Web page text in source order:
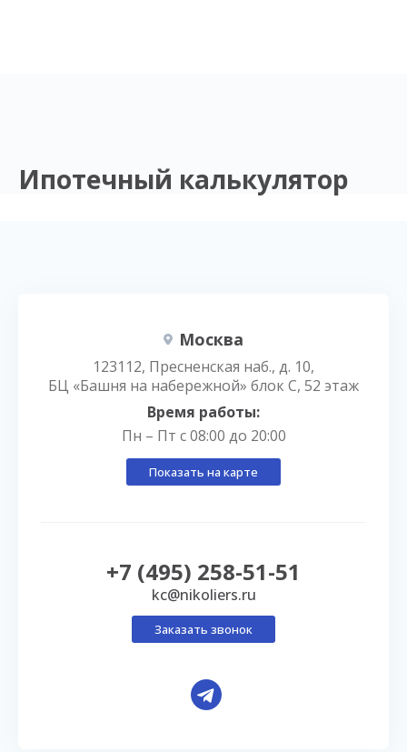
Ипотечный калькулятор
Москва
123112, Пресненская наб., д. 10,
БЦ «Башня на набережной» блок С, 52 этаж
Время работы:
Пн – Пт с 08:00 до 20:00
Показать на карте
+7 (495) 258-51-51
kc@nikoliers.ru
Заказать звонок